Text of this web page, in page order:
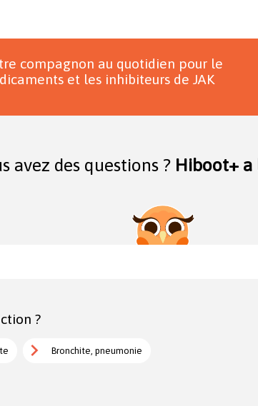
compagnon au quotidien pour le
et les inhibiteurs de JAK
avez des questions ? Hiboot+ a
?
Bronchite, pneumonie